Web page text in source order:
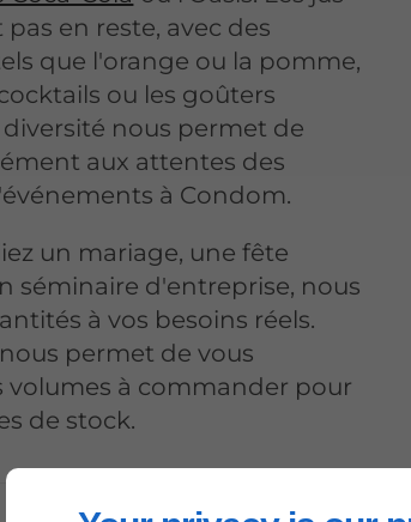
en reste, avec des
que l'orange ou la pomme,
ou les goûters
nous permet de
aux attentes des
à Condom.
un mariage, une fête
séminaire d'entreprise, nous
à vos besoins réels.
permet de vous
volumes à commander pour
de stock.